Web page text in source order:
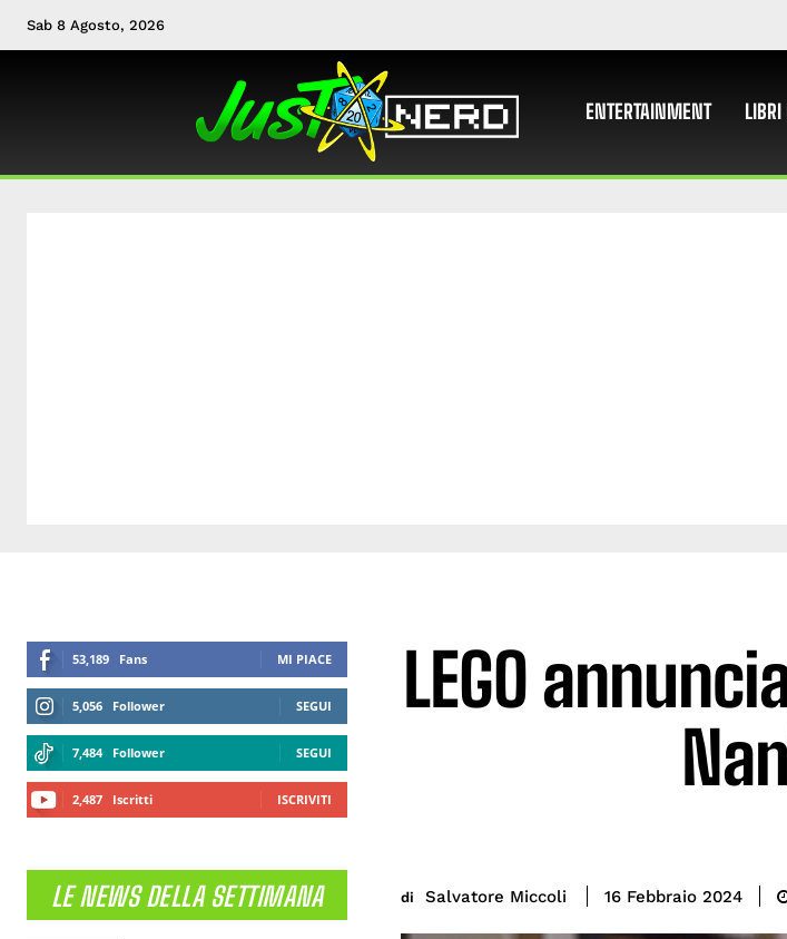
Sab 8 Agosto, 2026
ENTERTAINMENT LIBRI
53,189 Fans MI PIACE
5,056 Follower SEGUI
7,484 Follower SEGUI
2,487 Iscritti ISCRIVITI
LE NEWS DELLA SETTIMANA
LEGO
di Salvatore Miccoli 16 Febbraio 2024